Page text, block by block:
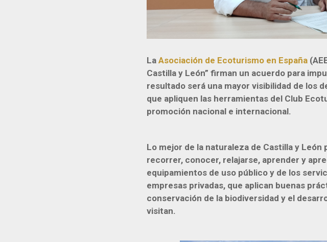
La Asociación de Ecoturismo en España
Castilla y León” firman un acuerdo para
resultado será una mayor visibilidad de los
que apliquen las herramientas del Club
promoción nacional e internacional.
Lo mejor de la naturaleza de Castilla y
recorrer, conocer, relajarse, aprender y
equipamientos de uso público y de los
empresas privadas, que aplican buenas
conservación de la biodiversidad y el
visitan.